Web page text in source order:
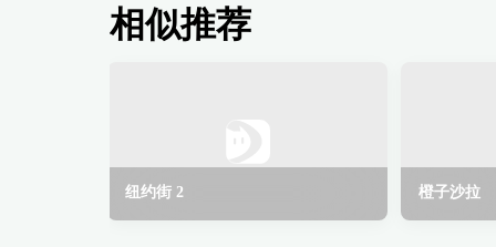
相似推荐
纽约街 2 橙子沙拉